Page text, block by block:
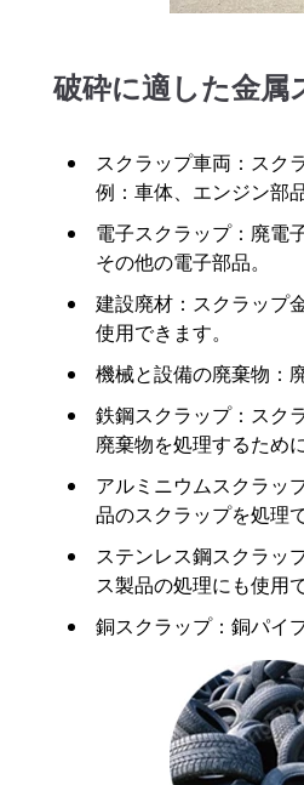
破砕に適した金属
スクラップ車両：スク
例：車体、エンジン部
電子スクラップ：廃電
その他の電子部品。
建設廃材：スクラップ
使用できます。
機械と設備の廃棄物：
鉄鋼スクラップ：スク
廃棄物を処理するため
アルミニウムスクラッ
品のスクラップを処理
ステンレス鋼スクラッ
ス製品の処理にも使用
銅スクラップ：銅パイ